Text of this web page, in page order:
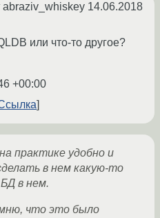
abraziv_whiskey 14.06.2018
или что-то другое?
+00:00
практике удобно и
в нем какую-то
в нем.
что это было